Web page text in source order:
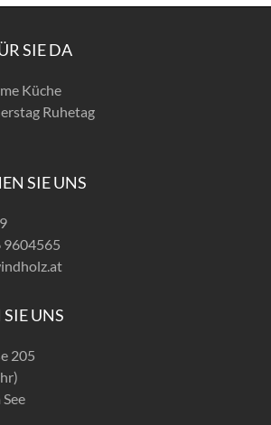
SIE DA
Küche
Ruhetag
SIE UNS
9604565
UNS
205